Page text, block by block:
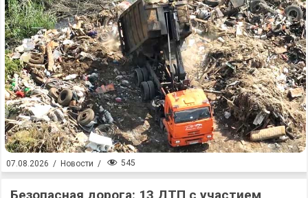
07.08.2026 / Новости / 545